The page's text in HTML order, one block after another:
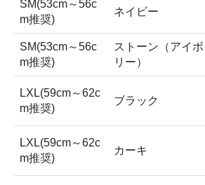
SM(53cm～56c
m推奨)
ネイビー
SM(53cm～56c
m推奨)
ストーン（アイボ
リー）
LXL(59cm～62c
m推奨)
ブラック
LXL(59cm～62c
m推奨)
カーキ